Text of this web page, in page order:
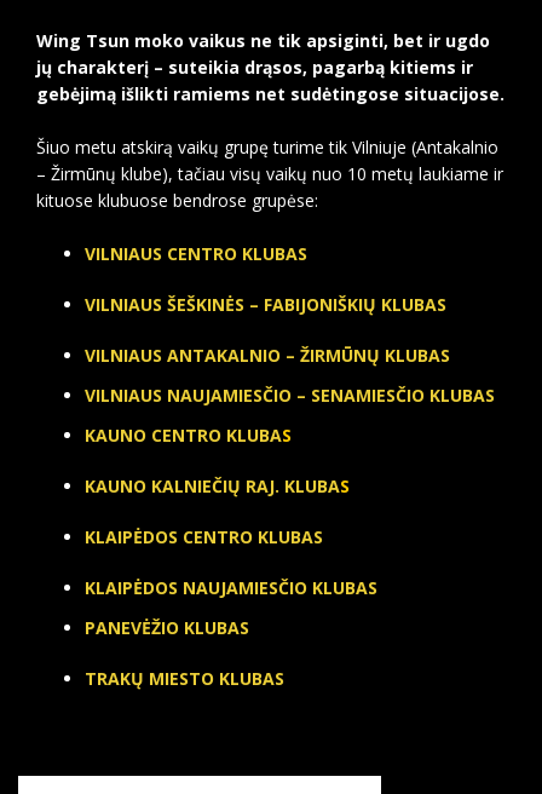
Wing Tsun moko vaikus ne tik apsiginti, bet ir ugdo
jų charakterį – suteikia drąsos, pagarbą kitiems ir
gebėjimą išlikti ramiems net sudėtingose situacijose.
Šiuo metu atskirą vaikų grupę turime tik Vilniuje (Antakalnio
– Žirmūnų klube), tačiau visų vaikų nuo 10 metų laukiame ir
kituose klubuose bendrose grupėse:
VILNIAUS CENTRO KLUBAS
VILNIAUS ŠEŠKINĖS – FABIJONIŠKIŲ KLUBAS
VILNIAUS ANTAKALNIO – ŽIRMŪNŲ KLUBAS
VILNIAUS NAUJAMIESČIO – SENAMIESČIO KLUBAS
KAUNO CENTRO KLUBAS
KAUNO KALNIEČIŲ RAJ. KLUBAS
KLAIPĖDOS CENTRO KLUBAS
KLAIPĖDOS NAUJAMIESČIO KLUBAS
PANEVĖŽIO KLUBAS
TRAKŲ MIESTO KLUBAS